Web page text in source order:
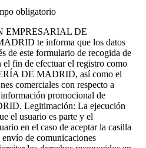
obligatorio
EMPRESARIAL DE
te informa que los datos
de este formulario de recogida de
el fin de efectuar el registro como
DE MADRID, así como el
comerciales con respecto a
promocional de
Legitimación: La ejecución
el usuario es parte y el
en el caso de aceptar la casilla
de comunicaciones